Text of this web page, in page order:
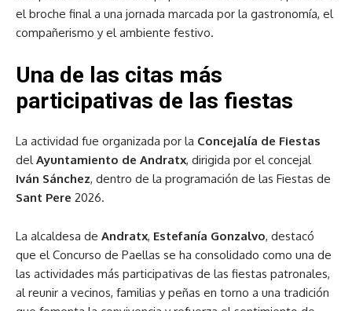
el broche final a una jornada marcada por la gastronomía, el
compañerismo y el ambiente festivo.
Una de las citas más
participativas de las fiestas
La actividad fue organizada por la Concejalía de Fiestas
delAyuntamiento de Andratx, dirigida por el concejal
Iván Sánchez, dentro de la programación de las Fiestas de
Sant Pere 2026.
La alcaldesa de Andratx, Estefanía Gonzalvo, destacó
que el Concurso de Paellas se ha consolidado como una de
las actividades más participativas de las fiestas patronales,
al reunir a vecinos, familias y peñas en torno a una tradición